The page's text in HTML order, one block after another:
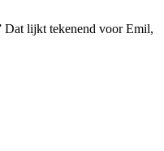
Dat lijkt tekenend voor Emil,